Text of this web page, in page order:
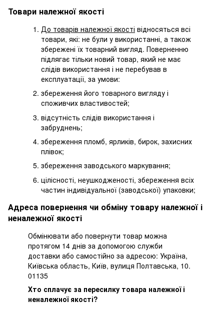
Товари належної якості
До товарів належної якості відносяться всі
товари, які: не були у використанні, а також
збережені їх товарний вигляд. Поверненню
підлягає тільки новий товар, який не має
слідів використання і не перебував в
експлуатації, за умови:
збереження його товарного вигляду і
споживчих властивостей;
відсутність слідів використання і
забруднень;
збереження пломб, ярликів, бирок, захисних
плівок;
збереження заводського маркування;
цілісності, неушкодженості, збереження всіх
частин індивідуальної (заводської) упаковки;
Адреса повернення чи обміну товару належної і
неналежної якості
Обмінювати або повернути товар можна
протягом 14 днів за допомогою служби
доставки або самостійно за адресою: Україна,
Київська область, Київ, вулиця Полтавська, 10.
01135
Хто сплачує за пересилку товара належної і
неналежної якості?